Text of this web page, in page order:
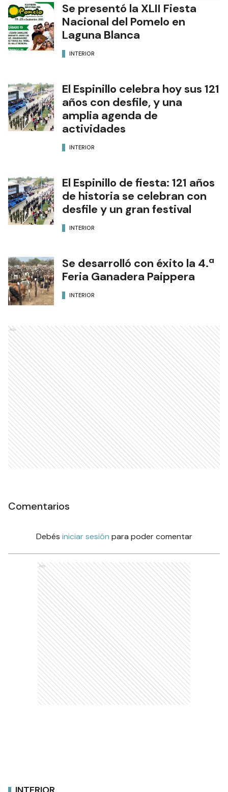
Se presentó la XLII Fiesta
Nacional del Pomelo en
Laguna Blanca
INTERIOR
El Espinillo celebra hoy sus 121
años con desfile, y una
amplia agenda de
actividades
INTERIOR
El Espinillo de fiesta: 121 años
de historia se celebran con
desfile y un gran festival
INTERIOR
Se desarrolló con éxito la 4.ª
Feria Ganadera Paippera
INTERIOR
Ads
Comentarios
Debés iniciar sesión para poder comentar
Ads